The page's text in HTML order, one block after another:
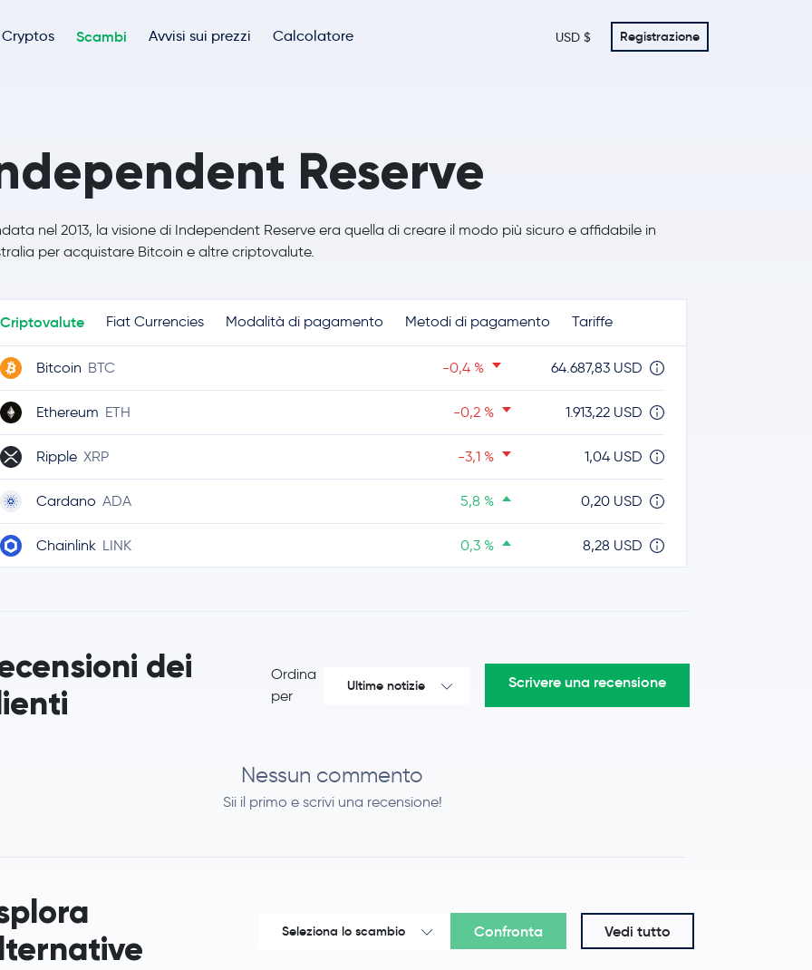
Cryptos Scambi Avvisi sui prezzi Calcolatore USD $ Registrazione
Reserve
nel 2013, la visione di Independent Reserve era quella di creare il modo più sicuro e affidabile in
per acquistare Bitcoin e altre criptovalute.
Criptovalute Fiat Currencies Modalità di pagamento Metodi di pagamento Tariffe
Bitcoin BTC -0,4 % 64.687,83 USD
Ethereum ETH -0,2 % 1.913,22 USD
Ripple XRP -3,1 % 1,04 USD
Cardano ADA 5,8 % 0,20 USD
Chainlink LINK 0,3 % 8,28 USD
LitecoinLTC 45,94 USD
Basic Attention Token
EOSEOS
dei
Ordina
per
Ultime notizie Scrivere una recensione
Nessun commento
Sii il primo e scrivi una recensione!
Seleziona lo scambio Confronta Vedi tutto